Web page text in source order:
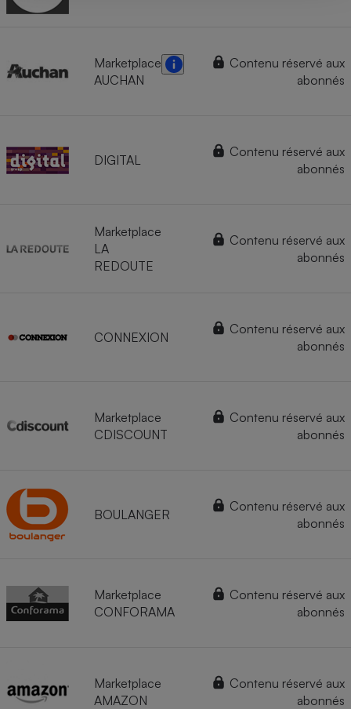
Marketplace
AUCHAN
Contenu réservé aux
abonnés
DIGITAL
Contenu réservé aux
abonnés
Marketplace
LA
REDOUTE
Contenu réservé aux
abonnés
CONNEXION
Contenu réservé aux
abonnés
Marketplace
CDISCOUNT
Contenu réservé aux
abonnés
BOULANGER
Contenu réservé aux
abonnés
Marketplace
CONFORAMA
Contenu réservé aux
abonnés
Marketplace
AMAZON
Contenu réservé aux
abonnés